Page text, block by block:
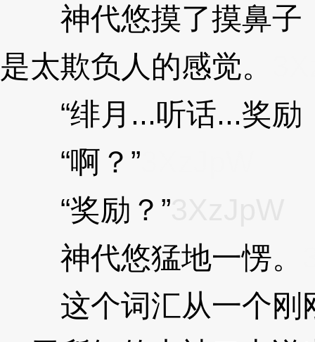
神代悠摸了摸鼻子
是太欺负人的感觉。
“绯月...听话...奖励
“啊？”
“奖励？”
神代悠猛地一愣。
这个词汇从一个刚